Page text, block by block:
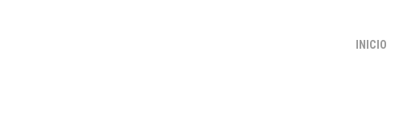
INICIO